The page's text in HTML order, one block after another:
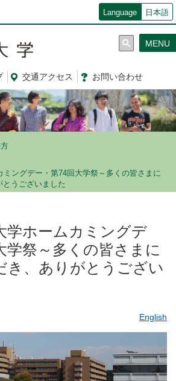
Language 日本語
交通アクセス お問い合わせ
MENU
ミングデー・第74回大学祭～多くの皆さまに
とうございました
学ホームカミングデ
学祭～多くの皆さまに
き、ありがとうござい
English